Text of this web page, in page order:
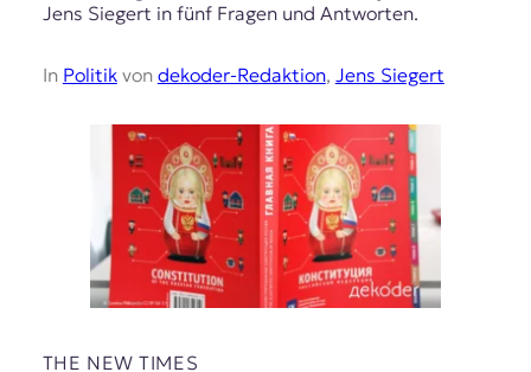
Jens Siegert in fünf Fragen und Antworten.
In Politikvon dekoder-Redaktion, Jens Siegert
THE NEW TIMES